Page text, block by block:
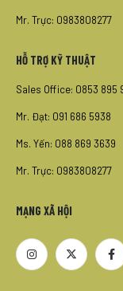
Mr. Trực: 0983808277
HỖ TRỢ KỸ THUẬT
Sales Office: 0853 895
Mr. Đạt: 091 686 5938
Ms. Yến: 088 869 3639
Mr. Trực: 0983808277
MẠNG XÃ HỘI